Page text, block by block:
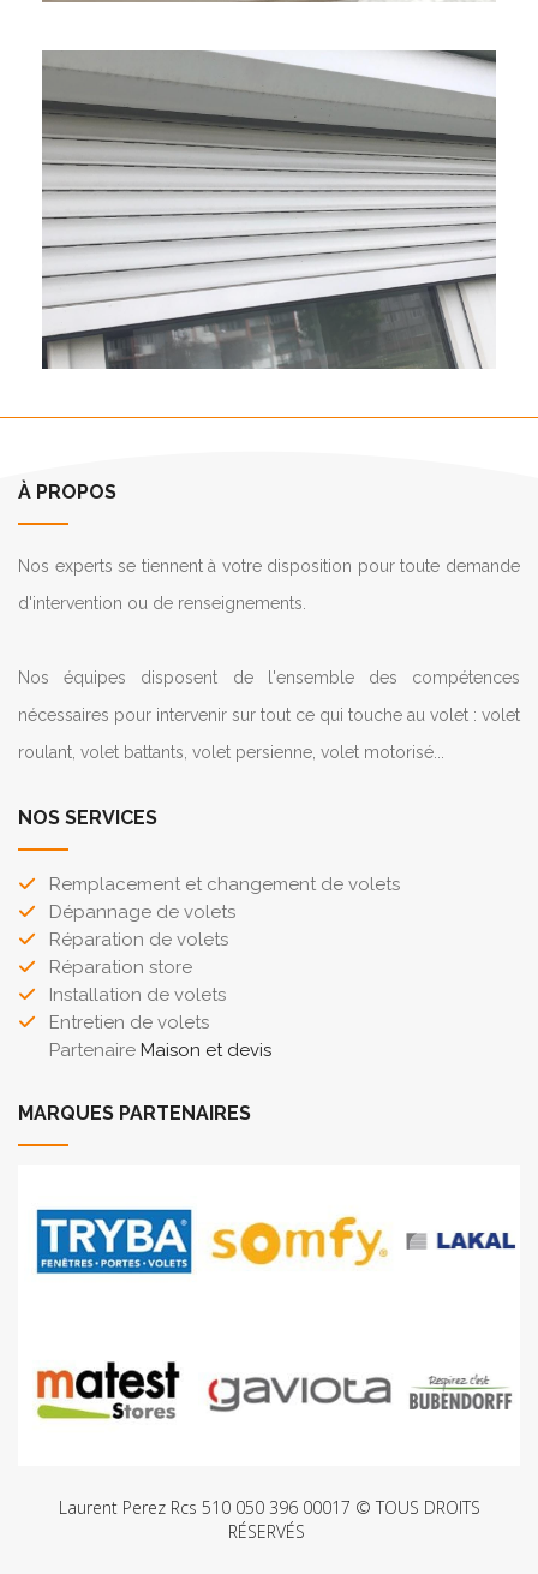
À PROPOS
Nos experts se tiennent à votre disposition pour toute demande
d'intervention ou de renseignements.
Nos équipes disposent de l'ensemble des compétences
nécessaires pour intervenir sur tout ce qui touche au volet : volet
roulant, volet battants, volet persienne, volet motorisé...
NOS SERVICES
Remplacement et changement de volets
Dépannage de volets
Réparation de volets
Réparation store
Installation de volets
Entretien de volets
Partenaire Maison et devis
MARQUES PARTENAIRES
Laurent Perez Rcs 510 050 396 00017 © TOUS DROITS
RÉSERVÉS